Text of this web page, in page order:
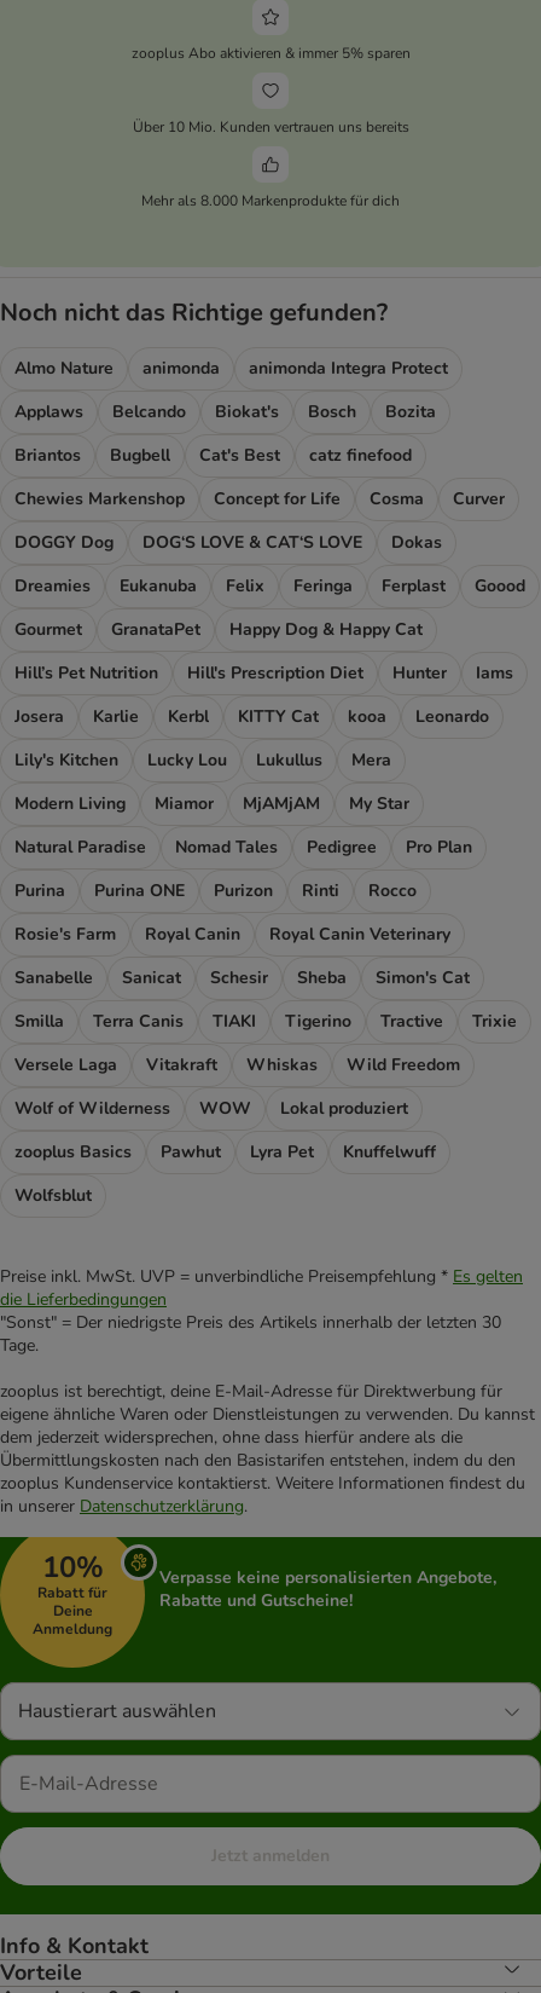
zooplus Abo aktivieren & immer 5% sparen
Über 10 Mio. Kunden vertrauen uns bereits
Mehr als 8.000 Markenprodukte für dich
Noch nicht das Richtige gefunden?
Almo Nature animonda
animonda Integra Protect
Applaws
Belcando Biokat's Bosch
Bozita
Briantos
Bugbell Cat's Best
catz finefood
Chewies Markenshop
Concept for Life Cosma
Curver
DOGGY Dog
DOG‘S LOVE & CAT‘S LOVE
Dokas
Dreamies
Eukanuba Felix Feringa Ferplast
Goood
Gourmet
GranataPet
Happy Dog & Happy Cat
Hill’s Pet Nutrition
Hill's Prescription Diet Hunter
Iams
Josera
Karlie Kerbl KITTY Cat kooa
Leonardo
Lily's Kitchen
Lucky Lou Lukullus
Mera
Modern Living
Miamor MjAMjAM
My Star
Natural Paradise
Nomad Tales Pedigree
Pro Plan
Purina
Purina ONE Purizon Rinti
Rocco
Rosie's Farm
Royal Canin
Royal Canin Veterinary
Sanabelle
Sanicat Schesir Sheba
Simon's Cat
Smilla
Terra Canis TIAKI Tigerino Tractive
Trixie
Versele Laga
Vitakraft Whiskas
Wild Freedom
Wolf of Wilderness
WOW
Lokal produziert
zooplus Basics
Pawhut Lyra Pet
Knuffelwuff
Wolfsblut
Preise inkl. MwSt. UVP = unverbindliche Preisempfehlung * Es gelten
die Lieferbedingungen
"Sonst" = Der niedrigste Preis des Artikels innerhalb der letzten 30
Tage.
zooplus ist berechtigt, deine E-Mail-Adresse für Direktwerbung für
eigene ähnliche Waren oder Dienstleistungen zu verwenden. Du kannst
dem jederzeit widersprechen, ohne dass hierfür andere als die
Übermittlungskosten nach den Basistarifen entstehen, indem du den
zooplus Kundenservice kontaktierst. Weitere Informationen findest du
in unserer Datenschutzerklärung.
10%
Rabatt für
Deine
Anmeldung
Verpasse keine personalisierten Angebote,
Rabatte und Gutscheine!
Haustierart auswählen
Jetzt anmelden
Info & Kontakt
Vorteile